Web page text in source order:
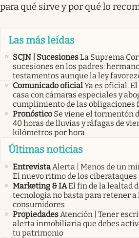
para qué sirve y por qué lo
Las más leídas
SCJN | SucesionesLa Suprema
sucesiones en los padres:
testamentos aunque la ley
Comunicado oficialYa es oficial.
casa con cámaras especiales y
cumplimiento de las obligaciones
Pronóstico Se viene el tormentón
40 horas de lluvias y ráfagas de
kilómetros por hora
Últimas noticias
Entrevista Alerta | Menos de un
El nuevo ritmo de los
Marketing & IAEl fin de la lealtad
tecnología no basta para retener a
consumidores
Propiedades Atención | Tener
alerta inmobiliaria que debes
tu patrimonio